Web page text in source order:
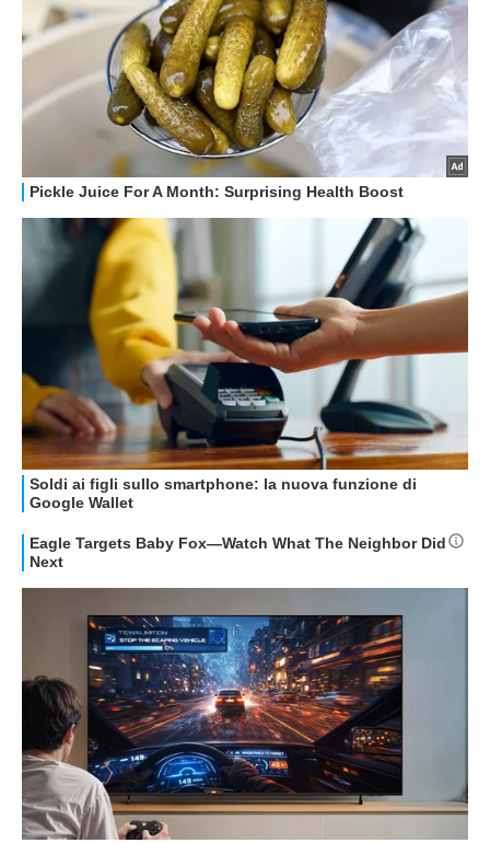
GUIDE ALL'ACQUISTO